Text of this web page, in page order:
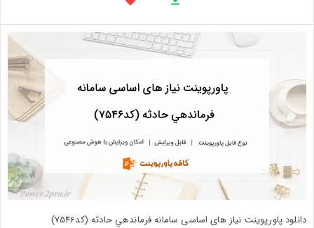
دانلود پاورپوینت نیاز های اساسی سامانه فرماندهي حادثه (کد7546)